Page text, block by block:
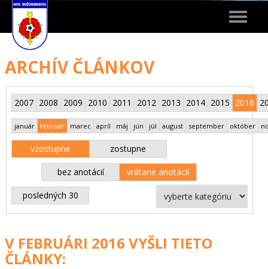
Toggle
ARCHÍV ČLÁNKOV
2007 2008 2009 2010 2011 2012 2013 2014 2015 2016
január február marec apríl máj jún júl august september október
vzostupne zostupne
bez anotácií vrátane anotácií
posledných 30
V FEBRUÁRI 2016 VYŠLI TIETO
ČLÁNKY: